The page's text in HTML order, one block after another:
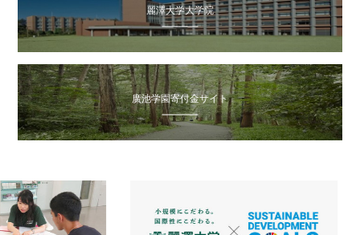
麗澤大学大学院
廣池学園寄付金サイト